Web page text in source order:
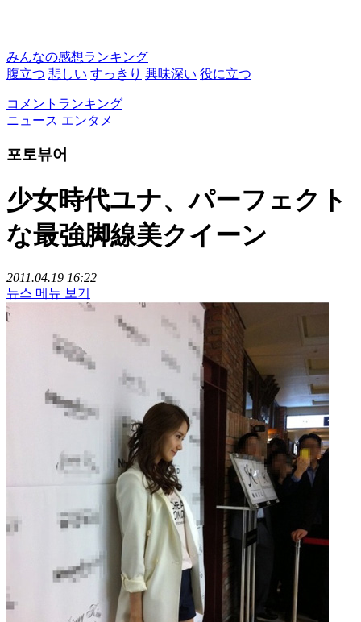
みんなの感想ランキング
腹立つ 悲しい すっきり 興味深い 役に立つ
コメントランキング
ニュース エンタメ
포토뷰어
少女時代ユナ、パーフェクト
な最強脚線美クイーン
2011.04.19 16:22
뉴스 메뉴 보기